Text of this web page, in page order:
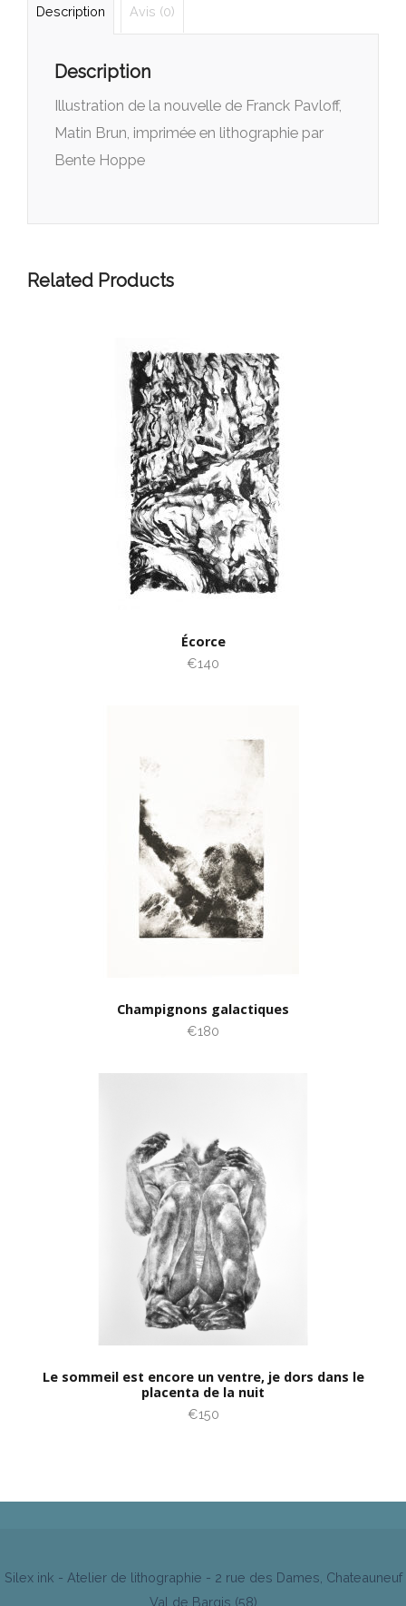
Description Avis (0)
Description
Illustration de la nouvelle de Franck Pavloff,
Matin Brun, imprimée en lithographie par
Bente Hoppe
Related Products
Écorce
€140
Champignons galactiques
€180
Le sommeil est encore un ventre, je dors dans le
placenta de la nuit
€150
Silex ink - Atelier de lithographie - 2 rue des Dames, Chateauneuf
Val de Bargis (58)